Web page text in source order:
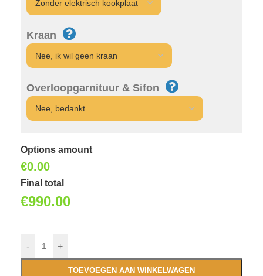
Kraan
Overloopgarnituur & Sifon
Options amount
€0.00
Final total
€990.00
- +
TOEVOEGEN AAN WINKELWAGEN